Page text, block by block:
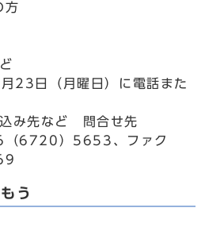
方
23日（月曜日）に電話また
み先など 問合せ先
6720）5653、ファク
う